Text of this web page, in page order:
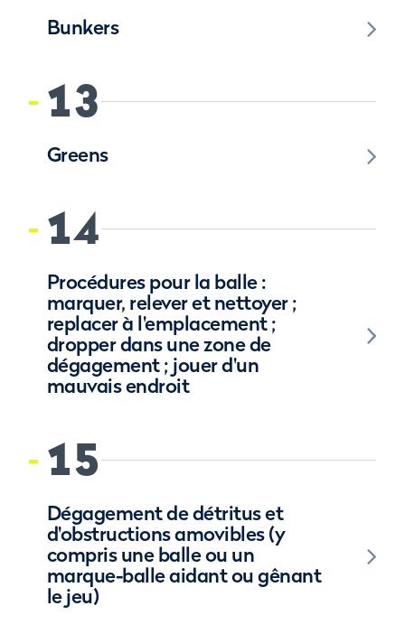
Bunkers
13
Greens
14
Procédures pour la balle :
marquer, relever et nettoyer ;
replacer à l'emplacement ;
dropper dans une zone de
dégagement ; jouer d'un
mauvais endroit
15
Dégagement de détritus et
d'obstructions amovibles (y
compris une balle ou un
marque-balle aidant ou gênant
le jeu)